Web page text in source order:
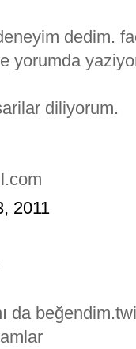
dedim.
yorumda
diliyorum.
2011
da